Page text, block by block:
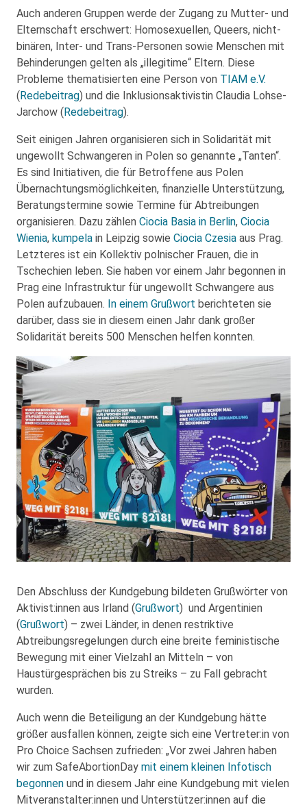
Auch anderen Gruppen werde der Zugang zu Mutter- und
Elternschaft erschwert: Homosexuellen, Queers, nicht-
binären, Inter- und Trans-Personen sowie Menschen mit
Behinderungen gelten als „illegitime“ Eltern. Diese
Probleme thematisierten eine Person von TIAM e.V.
(Redebeitrag) und die Inklusionsaktivistin Claudia Lohse-
Jarchow (Redebeitrag).
Seit einigen Jahren organisieren sich in Solidarität mit
ungewollt Schwangeren in Polen so genannte „Tanten“.
Es sind Initiativen, die für Betroffene aus Polen
Übernachtungsmöglichkeiten, finanzielle Unterstützung,
Beratungstermine sowie Termine für Abtreibungen
organisieren. Dazu zählen Ciocia Basia in Berlin, Ciocia
Wienia, kumpela in Leipzig sowie Ciocia Czesia aus Prag.
Letzteres ist ein Kollektiv polnischer Frauen, die in
Tschechien leben. Sie haben vor einem Jahr begonnen in
Prag eine Infrastruktur für ungewollt Schwangere aus
Polen aufzubauen. In einem Grußwort berichteten sie
darüber, dass sie in diesem einen Jahr dank großer
Solidarität bereits 500 Menschen helfen konnten.
Den Abschluss der Kundgebung bildeten Grußwörter von
Aktivist:innen aus Irland (Grußwort) und Argentinien
(Grußwort) – zwei Länder, in denen restriktive
Abtreibungsregelungen durch eine breite feministische
Bewegung mit einer Vielzahl an Mitteln – von
Haustürgesprächen bis zu Streiks – zu Fall gebracht
wurden.
Auch wenn die Beteiligung an der Kundgebung hätte
größer ausfallen können, zeigte sich eine Vertreter:in von
Pro Choice Sachsen zufrieden: „Vor zwei Jahren haben
wir zum SafeAbortionDay mit einem kleinen Infotisch
begonnen und in diesem Jahr eine Kundgebung mit vielen
Mitveranstalter:innen und Unterstützer:innen auf die